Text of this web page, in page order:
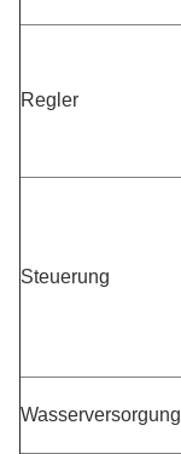
Regler
Steuerung
Wasserversorgung